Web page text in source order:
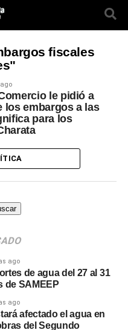
fiscales
le pidió a
los embargos a las
para los
ago
de agua del 27 al 31
de SAMEEP
ago
afectado el agua en
del Segundo